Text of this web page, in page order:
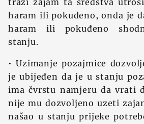
traži zajam ta sredstva
haram ili pokuđeno, onda je
haram ili pokuđeno
stanju.
• Uzimanje pozajmice
je ubijeđen da je u stanju
ima čvrstu namjeru da vrati
nije mu dozvoljeno uzeti
našao u stanju prijeke